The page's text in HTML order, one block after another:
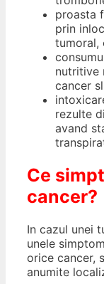
proasta
prin
tumoral,
nutritive
cancer
rezulte
avand
Ce
cancer?
In cazul unei
unele
orice cancer,
anumite